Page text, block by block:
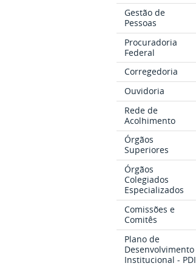
Gestão de
Pessoas
Procuradoria
Federal
Corregedoria
Ouvidoria
Rede de
Acolhimento
Órgãos
Superiores
Órgãos
Colegiados
Especializados
Comissões e
Comitês
Plano de
Desenvolvimento
Institucional - PDI